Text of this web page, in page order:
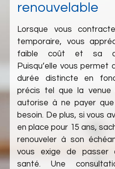
renouvelable
Lorsque vous
temporaire, vous
faible coût et sa
Puisqu’elle vous permet
durée distincte en
précis tel que la venue
autorise à ne payer
besoin. De plus, si vous
en place pour 15 ans,
renouveler à son
vous exige de passer
santé. Une